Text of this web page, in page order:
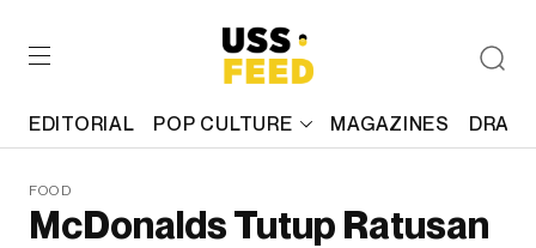
EDITORIAL POP CULTURE MAGAZINES
FOOD
McDonalds Tutup Ratusan